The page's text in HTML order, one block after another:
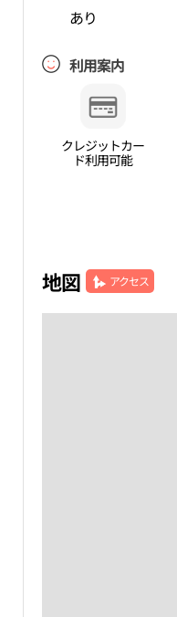
あり
利用案内
クレジットカー
ド利用可能
地図 アクセス